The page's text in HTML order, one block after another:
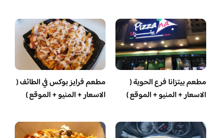
مطعم بيتزانا فرع الحوية (
الاسعار + المنيو + الموقع )
مطعم فرايز بوكس في الطائف (
الاسعار + المنيو + الموقع )